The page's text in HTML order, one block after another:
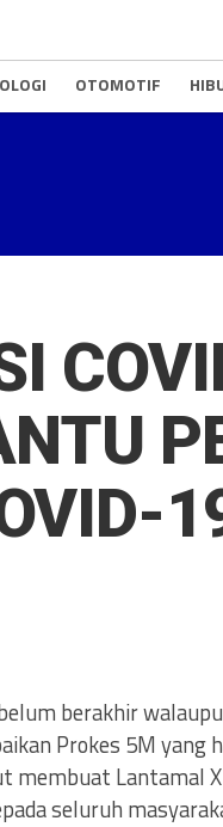
OTOMOTIF
berakhir
Prokes 5M yang
membuat Lantamal
seluruh